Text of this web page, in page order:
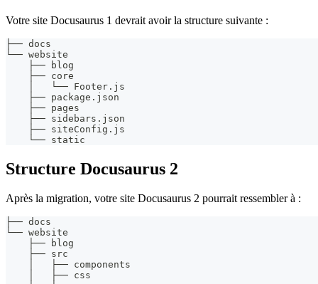
Votre site Docusaurus 1 devrait avoir la structure suivante :
├── docs
└── website
    ├── blog
    ├── core
    │   └── Footer.js
    ├── package.json
    ├── pages
    ├── sidebars.json
    ├── siteConfig.js
    └── static
Structure Docusaurus 2
Après la migration, votre site Docusaurus 2 pourrait ressembler à :
├── docs
└── website
    ├── blog
    ├── src
    │   ├── components
    │   ├── css